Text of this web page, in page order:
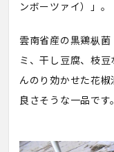
ンボーツァイ）」。
雲南省産の黒鶏枞
ミ、干し豆腐、枝
んのり効かせた花
良さそうな一品です。